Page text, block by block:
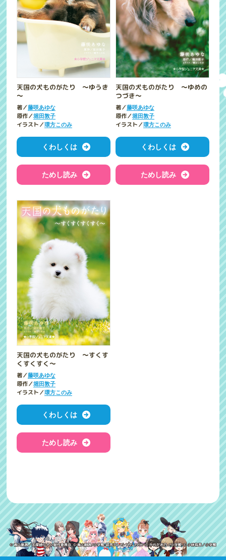
天国の犬ものがたり ～ゆうき
～
著／藤咲あゆな
原作／堀田敦子
イラスト／環方このみ
くわしくは
ためし読み
天国の犬ものがたり ～ゆめの
つづき～
著／藤咲あゆな
原作／堀田敦子
イラスト／環方このみ
くわしくは
ためし読み
天国の犬ものがたり ～すくす
くすくすく～
著／藤咲あゆな
原作／堀田敦子
イラスト／環方このみ
くわしくは
ためし読み